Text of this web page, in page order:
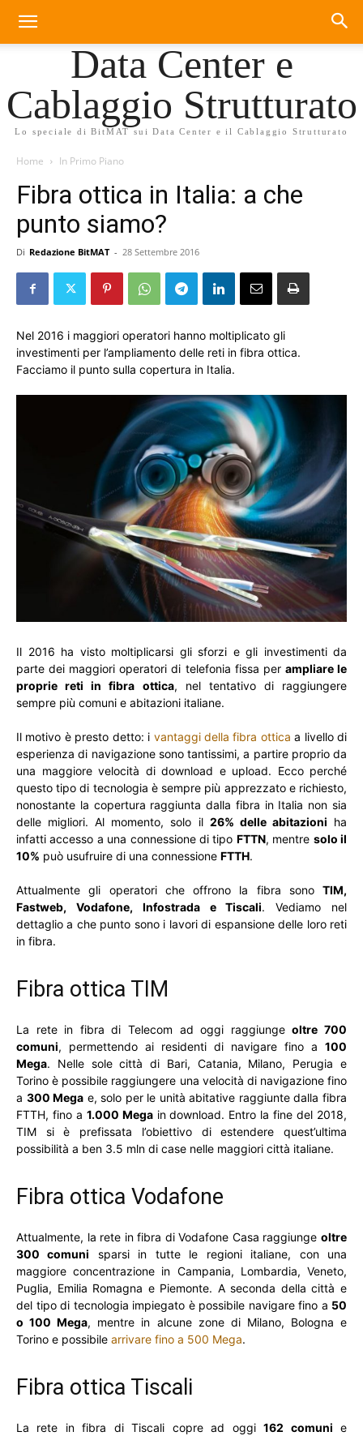
Data Center e
Cablaggio Strutturato
Lo speciale di BitMAT sui Data Center e il Cablaggio Strutturato
Home In Primo Piano
Fibra ottica in Italia: a che
punto siamo?
Di Redazione BitMAT - 28 Settembre 2016
Nel 2016 i maggiori operatori hanno moltiplicato gli
investimenti per l’ampliamento delle reti in fibra ottica.
Facciamo il punto sulla copertura in Italia.
Il 2016 ha visto moltiplicarsi gli sforzi e gli investimenti da
parte dei maggiori operatori di telefonia fissa per ampliare le
proprie reti in fibra ottica, nel tentativo di raggiungere
sempre più comuni e abitazioni italiane.
Il motivo è presto detto: i vantaggi della fibra ottica a livello di
esperienza di navigazione sono tantissimi, a partire proprio da
una maggiore velocità di download e upload. Ecco perché
questo tipo di tecnologia è sempre più apprezzato e richiesto,
nonostante la copertura raggiunta dalla fibra in Italia non sia
delle migliori. Al momento, solo il 26% delle abitazioni ha
infatti accesso a una connessione di tipo FTTN, mentre solo il
10% può usufruire di una connessione FTTH.
Attualmente gli operatori che offrono la fibra sono TIM,
Fastweb, Vodafone, Infostrada e Tiscali. Vediamo nel
dettaglio a che punto sono i lavori di espansione delle loro reti
in fibra.
Fibra ottica TIM
La rete in fibra di Telecom ad oggi raggiungeoltre 700
comuni, permettendo ai residenti di navigare fino a 100
Mega. Nelle sole città di Bari, Catania, Milano, Perugia e
Torino è possibile raggiungere una velocità di navigazione fino
a 300 Mega e, solo per le unità abitative raggiunte dalla fibra
FTTH, fino a 1.000 Megain download. Entro la fine del 2018,
TIM si è prefissata l’obiettivo di estendere quest’ultima
possibilità a ben 3.5 mln di case nelle maggiori città italiane.
Fibra ottica Vodafone
Attualmente, la rete in fibra di Vodafone Casa raggiunge oltre
300 comuni sparsi in tutte le regioni italiane, con una
maggiore concentrazione in Campania, Lombardia, Veneto,
Puglia, Emilia Romagna e Piemonte. A seconda della città e
del tipo di tecnologia impiegato è possibile navigare fino a 50
o 100 Mega, mentre in alcune zone di Milano, Bologna e
Torino e possibile arrivare fino a 500 Mega.
Fibra ottica Tiscali
La rete in fibra di Tiscali copre ad oggi162 comuni e